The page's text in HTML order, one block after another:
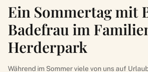
Ein Sommertag mit
Badefrau im
Herderpark
Während im Sommer viele von uns auf